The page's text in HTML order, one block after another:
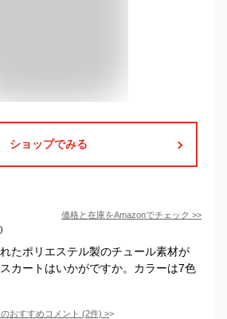
ショップでみる
価格と在庫をAmazonでチェック >>
たポリエステル製のチュール素材が
カートはいかがですか。カラーは7色
おすすめコメント (2件) >